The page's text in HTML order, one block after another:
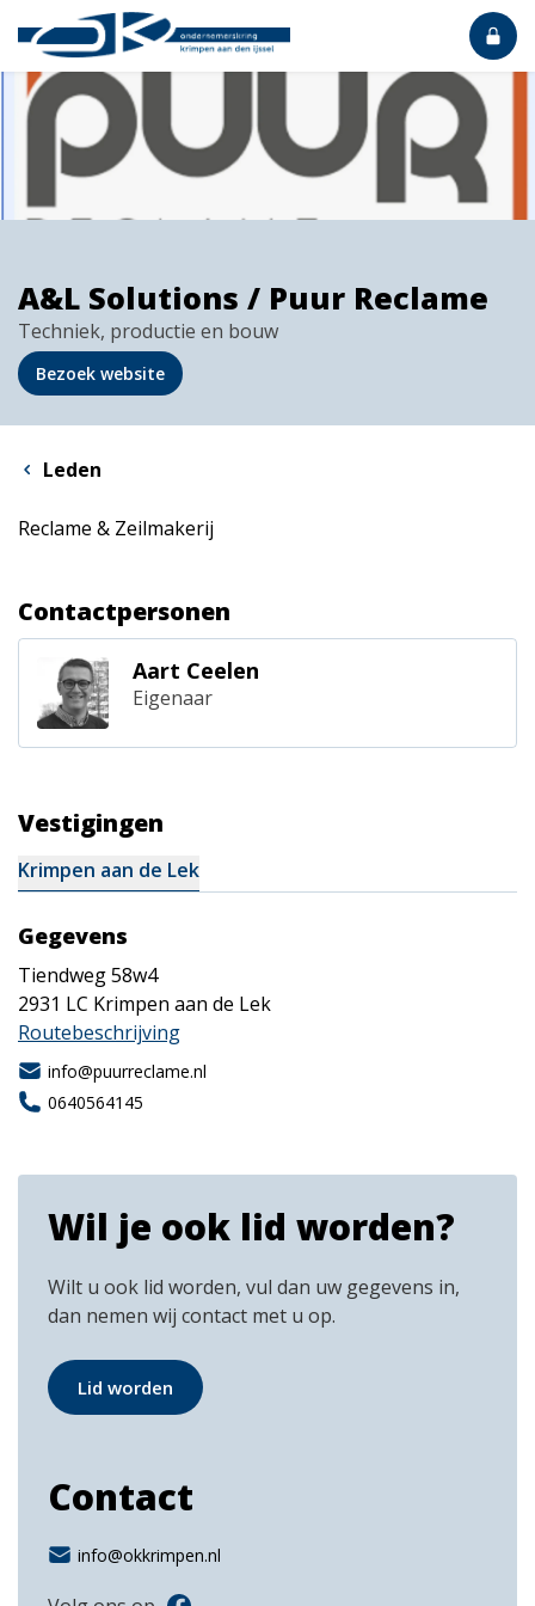
A&L Solutions / Puur Reclame
Techniek, productie en bouw
Bezoek website
Leden
Reclame & Zeilmakerij
Contactpersonen
Aart Ceelen
Eigenaar
Vestigingen
Krimpen aan de Lek
Gegevens
Tiendweg 58w4
2931 LC Krimpen aan de Lek
Routebeschrijving
info@puurreclame.nl
0640564145
Wil je ook lid worden?
Wilt u ook lid worden, vul dan uw gegevens in,
dan nemen wij contact met u op.
Lid worden
Contact
info@okkrimpen.nl